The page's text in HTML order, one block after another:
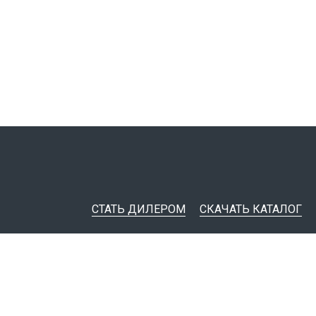
СТАТЬ ДИЛЕРОМ СКАЧАТЬ КАТАЛОГ